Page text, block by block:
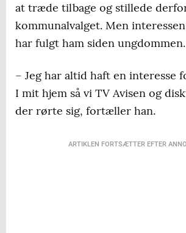
at træde tilbage og stillede
kommunalvalget. Men
har fulgt ham siden ungdommen.
– Jeg har altid haft en interesse
I mit hjem så vi TV Avisen og
der rørte sig, fortæller han.
ARTIKLEN FORTSÆTTER EFTER